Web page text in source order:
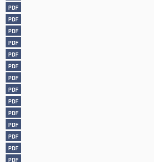
PDF
PDF
PDF
PDF
PDF
PDF
PDF
PDF
PDF
PDF
PDF
PDF
PDF
PDF